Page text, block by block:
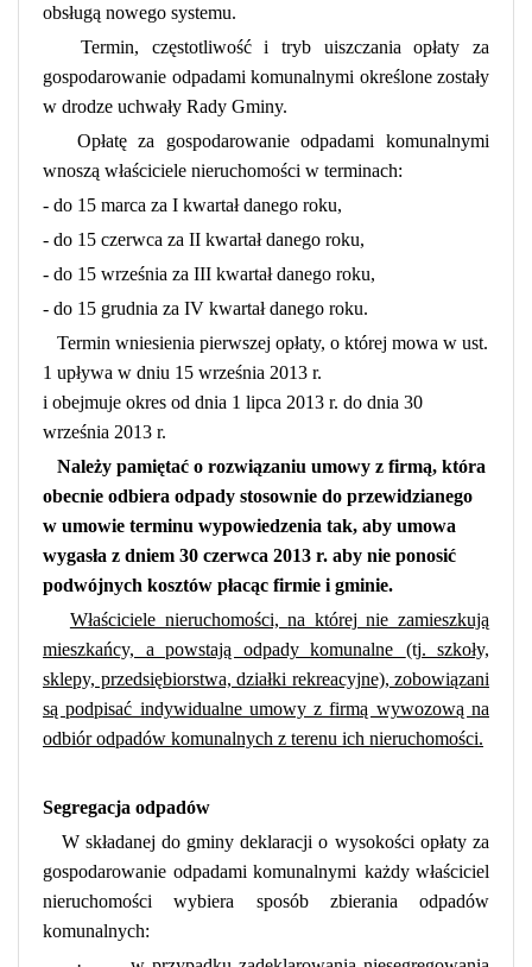
obsługą nowego systemu.
Termin, częstotliwość i tryb uiszczania opłaty za
gospodarowanie odpadami komunalnymi określone zostały
w drodze uchwały Rady Gminy.
Opłatę za gospodarowanie odpadami komunalnymi
wnoszą właściciele nieruchomości w terminach:
- do 15 marca za I kwartał danego roku,
- do 15 czerwca za II kwartał danego roku,
- do 15 września za III kwartał danego roku,
- do 15 grudnia za IV kwartał danego roku.
Termin wniesienia pierwszej opłaty, o której mowa w ust.
1 upływa w dniu 15 września 2013 r.
i obejmuje okres od dnia 1 lipca 2013 r. do dnia 30
września 2013 r.
Należy pamiętać o rozwiązaniu umowy z firmą, która
obecnie odbiera odpady stosownie do przewidzianego
w umowie terminu wypowiedzenia tak, aby umowa
wygasła z dniem 30 czerwca 2013 r. aby nie ponosić
podwójnych kosztów płacąc firmie i gminie.
Właściciele nieruchomości,na której nie zamieszkują
mieszkańcy, a powstają odpady komunalne
(tj. szkoły,
sklepy, przedsiębiorstwa, działki rekreacyjne), zobowiązani
są podpisać indywidualne umowy z firmą wywozową na
odbiór odpadów komunalnych z terenu ich nieruchomości.
Segregacja odpadów
W składanej do gminy deklaracjio wysokości opłaty za
gospodarowanie odpadami komunalnymi każdy właściciel
nieruchomości wybiera sposób zbierania odpadów
komunalnych: